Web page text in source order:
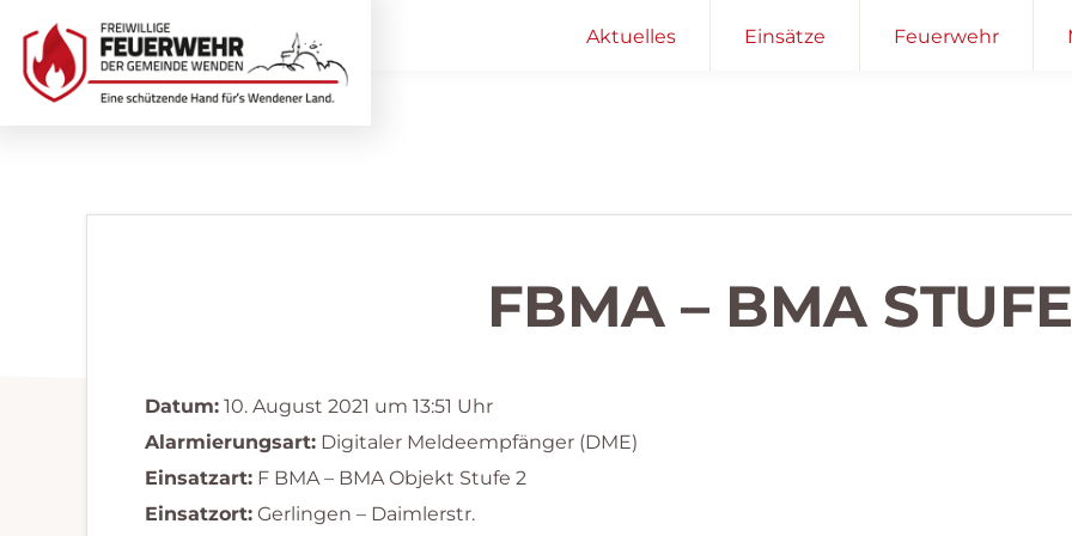
Hauptnavigation
springen
Inhalt
springen
Aktuelles Einsätze Feuerwehr
FBMA – BMA
Datum: 10. August 2021 um 13:51 Uhr
Alarmierungsart: Digitaler Meldeempfänger (DME)
Einsatzart: F BMA – BMA Objekt Stufe 2
Einsatzort: Gerlingen – Daimlerstr.